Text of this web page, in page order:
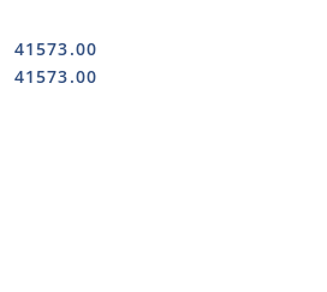
Cena:
41573.00
Cena:
41573.00